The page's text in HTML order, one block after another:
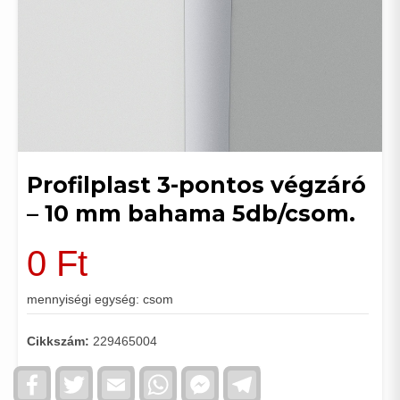
Profilplast 3-pontos végzáró
– 10 mm bahama 5db/csom.
0 Ft
mennyiségi egység: csom
Cikkszám: 229465004
FacebookTwitter Email WhatsAppFacebook
Messenger